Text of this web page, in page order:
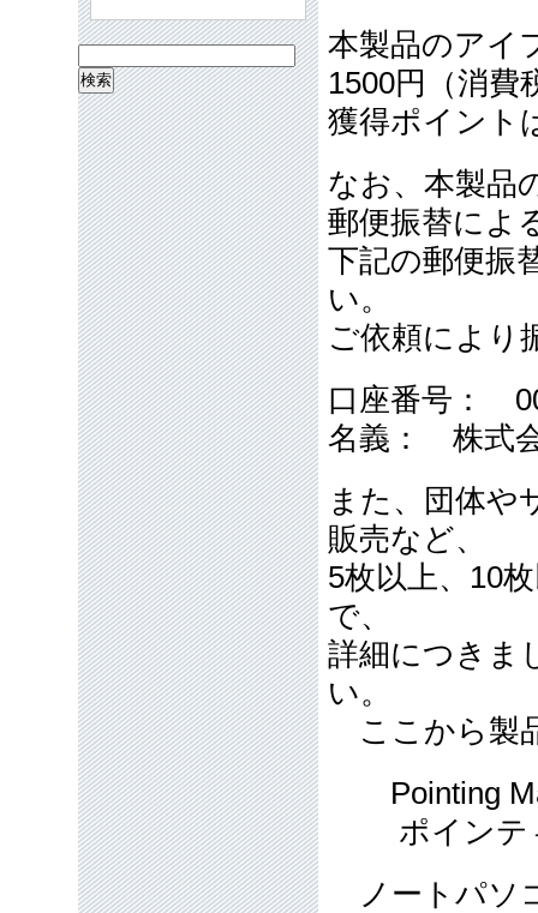
本製品のアイ
1500円（消費
獲得ポイント
なお、本製品
郵便振替によ
下記の郵便振
い。
ご依頼により
口座番号：
名義： 株式
また、団体や
販売など、
5枚以上、10
で、
詳細につきま
い。
ここから製
Pointing
ポインテ
ノートパソ
索: